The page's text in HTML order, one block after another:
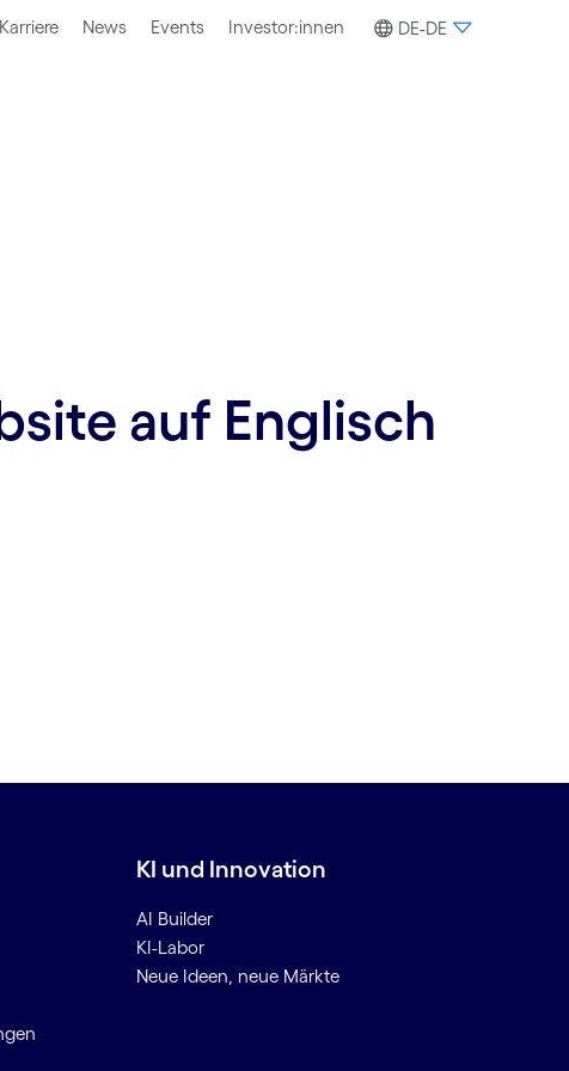
Karriere News Events Investor:innen DE-DE
auf Englisch
KI und Innovation
AI Builder
KI-Labor
Neue Ideen, neue Märkte